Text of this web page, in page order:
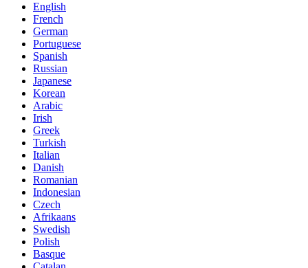
English
French
German
Portuguese
Spanish
Russian
Japanese
Korean
Arabic
Irish
Greek
Turkish
Italian
Danish
Romanian
Indonesian
Czech
Afrikaans
Swedish
Polish
Basque